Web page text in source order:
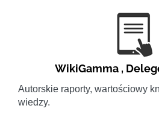
WikiGamma ,
Autorskie raporty, wartościowy
wiedzy.